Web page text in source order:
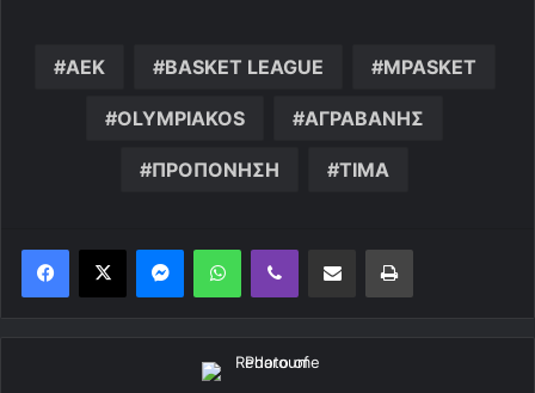
AEK BASKET LEAGUE MPASKET
OLYMPIAKOS ΑΓΡΑΒΑΝΗΣ
ΠΡΟΠΟΝΗΣΗ ΤΙΜΑ
MessengerWhatsAppViber Κοινοποίηση μέσω ηλεκτρονικού ταχυδρομείουΕκτύπωση